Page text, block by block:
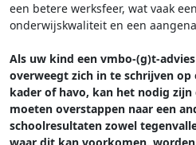
een betere werksfeer, wat vaak
onderwijskwaliteit en een
Als uw kind een vmbo-(g)t-
overweegt zich in te schrijven op
kader of havo, kan het nodig
moeten overstappen naar een
schoolresultaten zowel